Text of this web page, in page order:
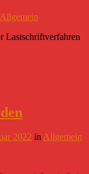
Allgemein
Lastschriftverfahren
2022 inAllgemein